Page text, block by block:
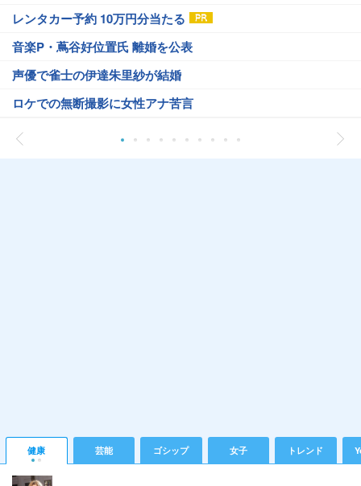
レンタカー予約 10万円分当たる
音楽P・蔦谷好位置氏 離婚を公表
声優で雀士の伊達朱里紗が結婚
ロケでの無断撮影に女性アナ苦言
健康 芸能 ゴシップ 女子 トレンド